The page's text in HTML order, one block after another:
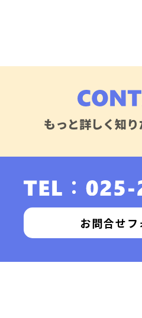
もっと詳しく知
お問合せフ